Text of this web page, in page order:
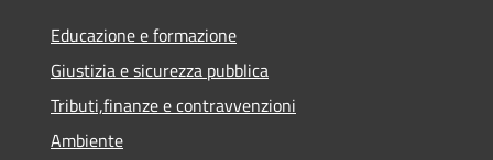
Educazione e formazione
Giustizia e sicurezza pubblica
Tributi,finanze e contravvenzioni
Ambiente